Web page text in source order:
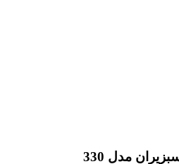
سبزی خردکن 2 کیلویی سبزیران مدل 330